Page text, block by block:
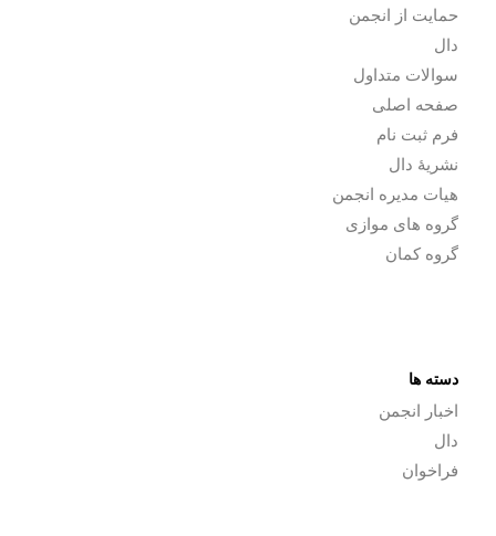
حمایت از انجمن
دال
سوالات متداول
صفحه اصلی
فرم ثبت نام
نشریۀ دال
هیات مدیره انجمن
گروه های موازی
گروه کمان
دسته ها
اخبار انجمن
دال
فراخوان